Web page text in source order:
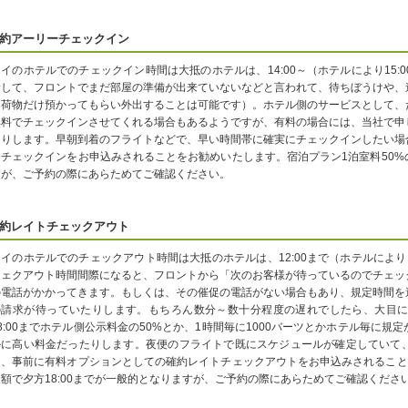
アーリーチェックイン
のホテルでのチェックイン時間は大抵のホテルは、14:00～（ホテルにより
て、フロントでまだ部屋の準備が出来ていないなどと言われて、待ちぼうけや
物だけ預かってもらい外出することは可能です）。ホテル側のサービスとして
でチェックインさせてくれる場合もあるようですが、有料の場合には、当社で
します。早朝到着のフライトなどで、早い時間帯に確実にチェックインしたい
ェックインをお申込みされることをお勧めいたします。宿泊プラン1泊室料
、ご予約の際にあらためてご確認ください。
レイトチェックアウト
のホテルでのチェックアウト時間は大抵のホテルは、12:00まで（ホテルによ
クアウト時間間際になると、フロントから「次のお客様が待っているのでチェ
話がかかってきます。もしくは、その催促の電話がない場合もあり、規定時間
求が待っていたりします。もちろん数分～数十分程度の遅れでしたら、大目
までホテル側公示料金の50%とか、1時間毎に1000バーツとかホテル毎に規
高い料金だったりします。夜便のフライトで既にスケジュールが確定してい
事前に有料オプションとしての確約レイトチェックアウトをお申込みされるこ
で夕方18:00までが一般的となりますが、ご予約の際にあらためてご確認くださ